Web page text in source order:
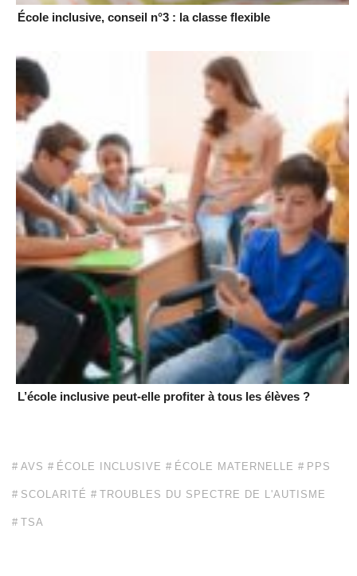
École inclusive, conseil n°3 : la classe flexible
L’école inclusive peut-elle profiter à tous les élèves ?
AVS ÉCOLE INCLUSIVE ÉCOLE MATERNELLE PPS
SCOLARITÉ TROUBLES DU SPECTRE DE L'AUTISME
TSA